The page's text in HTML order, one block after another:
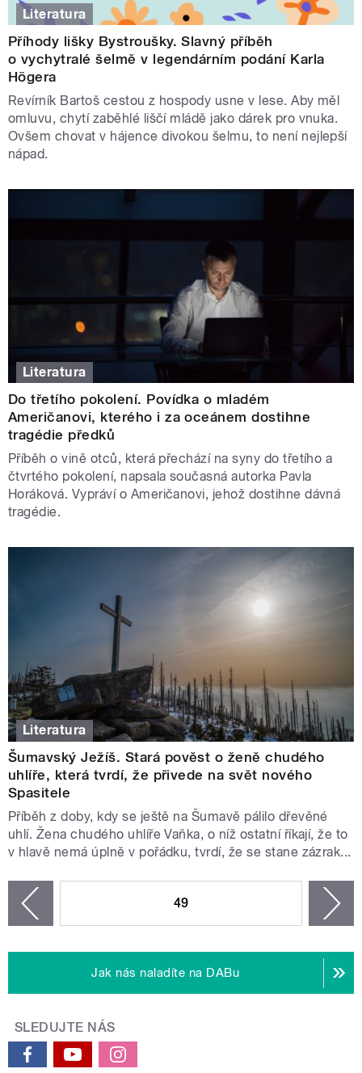
Literatura
Příhody lišky Bystroušky. Slavný příběh
o vychytralé šelmě v legendárním podání Karla
Högera
Revírník Bartoš cestou z hospody usne v lese. Aby měl
omluvu, chytí zaběhlé liščí mládě jako dárek pro vnuka.
Ovšem chovat v hájence divokou šelmu, to není nejlepší
nápad.
Literatura
Do třetího pokolení. Povídka o mladém
Američanovi, kterého i za oceánem dostihne
tragédie předků
Příběh o vině otců, která přechází na syny do třetího a
čtvrtého pokolení, napsala současná autorka Pavla
Horáková. Vypráví o Američanovi, jehož dostihne dávná
tragédie.
Literatura
Šumavský Ježíš. Stará pověst o ženě chudého
uhlíře, která tvrdí, že přivede na svět nového
Spasitele
Příběh z doby, kdy se ještě na Šumavě pálilo dřevěné
uhlí. Žena chudého uhlíře Vaňka, o níž ostatní říkají, že to
v hlavě nemá úplně v pořádku, tvrdí, že se stane zázrak...
49
Jak nás naladíte na DABu
SLEDUJTE NÁS